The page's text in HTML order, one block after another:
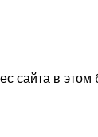
сайта в